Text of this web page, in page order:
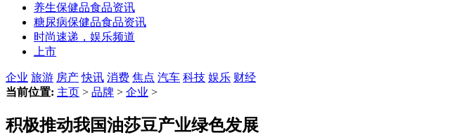
养生保健品食品资讯
糖尿病保健品食品资讯
时尚速递，娱乐频道
上市
企业 旅游 房产 快讯 消费 焦点 汽车 科技 娱乐 财经
当前位置: 主页 > 品牌 > 企业 >
积极推动我国油莎豆产业绿色发展